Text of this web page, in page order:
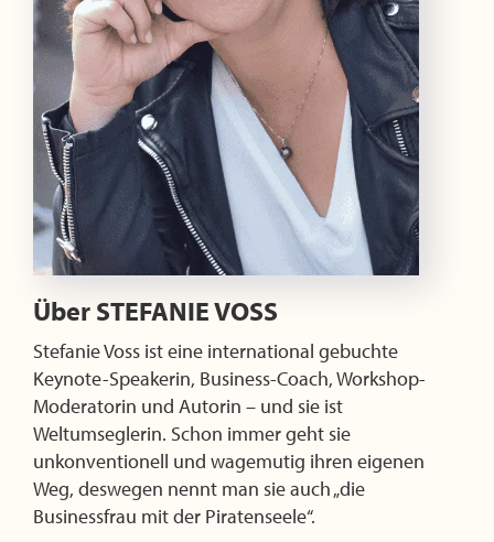
Über STEFANIE VOSS
Stefanie Voss ist eine international gebuchte
Keynote-Speakerin, Business-Coach, Workshop-
Moderatorin und Autorin – und sie ist
Weltumseglerin. Schon immer geht sie
unkonventionell und wagemutig ihren eigenen
Weg, deswegen nennt man sie auch „die
Businessfrau mit der Piratenseele“.